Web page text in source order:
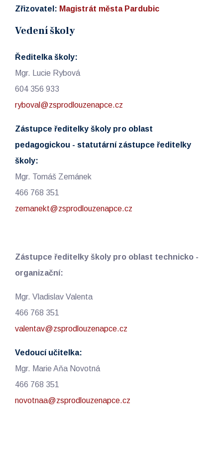
Zřizovatel: Magistrát města Pardubic
Vedení školy
Ředitelka školy:
Mgr. Lucie Rybová
604 356 933
ryboval@zsprodlouzenapce.cz
Zástupce ředitelky školy pro oblast
pedagogickou - statutární zástupce ředitelky
školy:
Mgr. Tomáš Zemánek
466 768 351
zemanekt@zsprodlouzenapce.cz
Zástupce ředitelky školy pro oblast technicko -
organizační:
Mgr. Vladislav Valenta
466 768 351
valentav@zsprodlouzenapce.cz
Vedoucí učitelka:
Mgr. Marie Aňa Novotná
466 768 351
novotnaa@zsprodlouzenapce.cz